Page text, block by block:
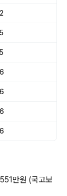
만원 (국고보